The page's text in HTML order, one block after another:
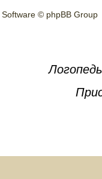
© phpBB Group